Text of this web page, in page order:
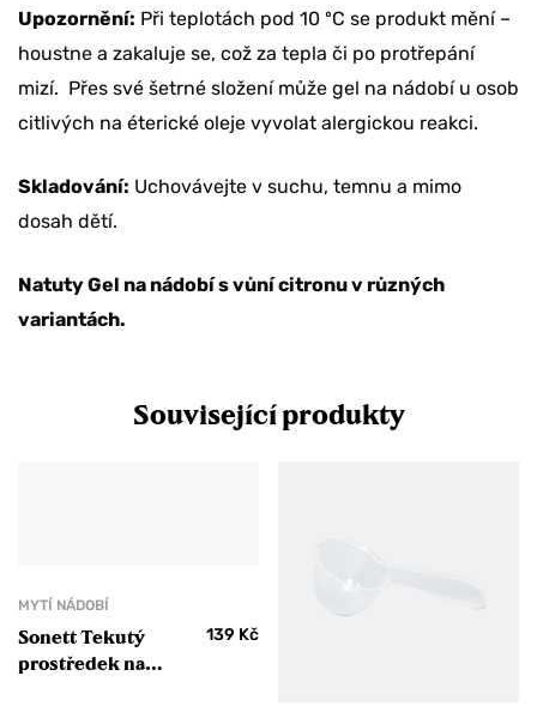
Upozornění: Při teplotách pod 10 ºC se produkt mění –
houstne a zakaluje se, což za tepla či po protřepání
mizí. Přes své šetrné složení může gel na nádobí u osob
citlivých na éterické oleje vyvolat alergickou reakci.
Skladování: Uchovávejte v suchu, temnu a mimo
dosah dětí.
Natuty Gel na nádobí s vůní citronu v různých
variantách.
Související produkty
MYTÍ NÁDOBÍ
Sonett Tekutý
prostředek na
139 Kč